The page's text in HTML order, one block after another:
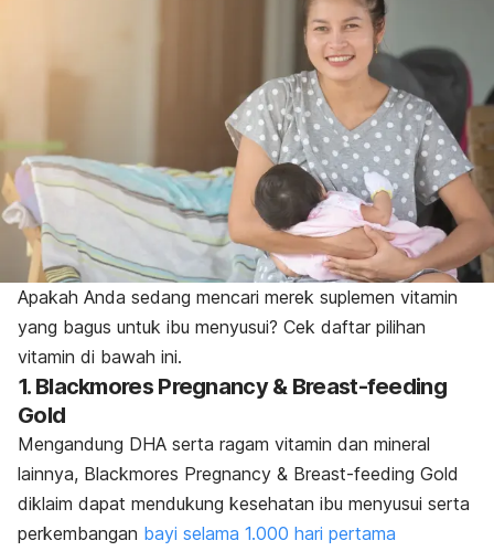
Apakah Anda sedang mencari merek suplemen vitamin
yang bagus untuk ibu menyusui? Cek daftar pilihan
vitamin di bawah ini.
1. Blackmores Pregnancy & Breast-feeding
Gold
Mengandung DHA serta ragam vitamin dan mineral
lainnya, Blackmores Pregnancy & Breast-feeding Gold
diklaim dapat mendukung kesehatan ibu menyusui serta
perkembangan bayi selama 1.000 hari pertama